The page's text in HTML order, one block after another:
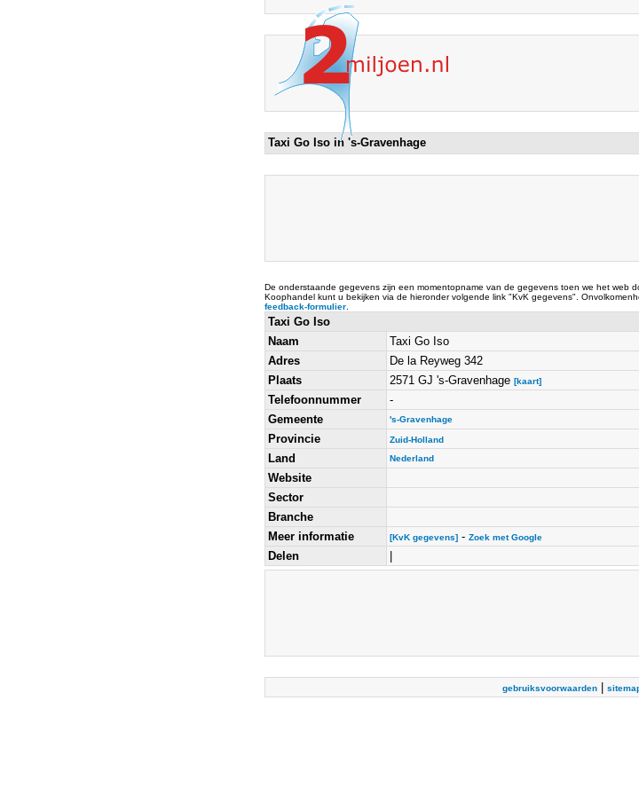
Taxi Go Iso in 's-Gravenhage
De onderstaande gegevens zijn een momentopname van de gegevens toen we het web
Koophandel kunt u bekijken via de hieronder volgende link "KvK gegevens".
feedback-formulier.
Taxi Go Iso
Naam
Taxi Go Iso
Adres
De la Reyweg 342
Plaats
2571 GJ 's-Gravenhage [kaart]
Telefoonnummer
-
Gemeente
's-Gravenhage
Provincie Zuid-Holland
Land Nederland
Website
Sector
Branche
Meer informatie
[KvK gegevens]- Zoek met Google
Delen
gebruiksvoorwaarden|